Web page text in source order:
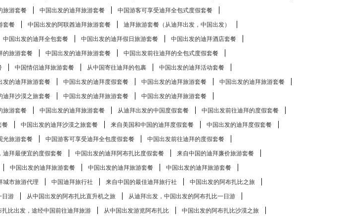
旅游套餐 中国出发的迪拜旅游套餐
中国游客可享受迪拜全包式度假套餐
套餐 中国出发的阿联酋迪拜旅游套餐
迪拜旅游套餐（从迪拜出发，中国出发）
中国出发的迪拜全包套餐 中国出发的迪拜假日旅游套餐
中国出发的迪拜酒店套餐
的旅游套餐 中国出发的迪拜旅游套餐
中国出发前往迪拜的全包式度假套餐
中国情侣迪拜旅游套餐 从中国寄往迪拜的包裹
中国出发的迪拜活动套餐
发的迪拜旅游套餐 中国出发的迪拜度假套餐 中国出发的迪拜旅游套餐
中国出发的迪拜旅游套餐
迪拜沙漠之旅套餐 中国出发的迪拜旅游套餐
中国出发的迪拜旅游套餐
旅游套餐 中国出发的迪拜旅游套餐 从迪拜出发的中国度假套餐
中国出发前往迪拜的度假套餐
餐 中国出发的迪拜沙漠之旅套餐 来自美国和中国的迪拜度假套餐
中国出发的迪拜度假套餐
光旅游套餐 中国游客可享受迪拜全包度假套餐
中国出发前往迪拜的度假套餐
迪拜最便宜的度假套餐 中国出发的迪拜阿布扎比度假套餐
来自中国的迪拜廉价旅游套餐
中国出发的迪拜旅游套餐 中国出发的迪拜旅游套餐
中国出发的迪拜旅游套餐
城市旅游代理 中国迪拜旅行社 来自中国的最佳迪拜旅行社
中国出发的阿布扎比​​之旅
日游 从中国出发的阿布扎比​​直升机之旅
从迪拜出发，中国出发的阿布扎比​​一日游
扎比出发，途经中国前往迪拜旅游 从中国出发游览阿布扎比 中国出发的阿布扎比​​沙漠之旅